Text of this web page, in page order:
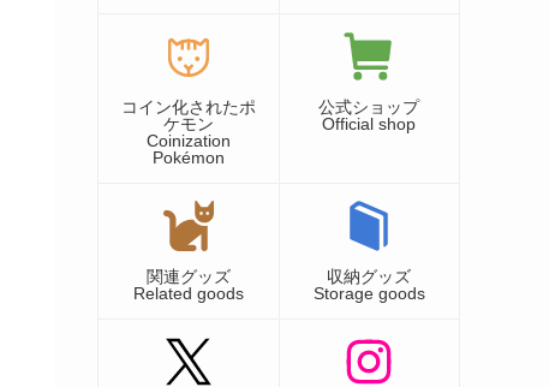
コイン化されたポ
ケモン
Coinization
Pokémon
公式ショップ
Official shop
関連グッズ
Related goods
収納グッズ
Storage goods